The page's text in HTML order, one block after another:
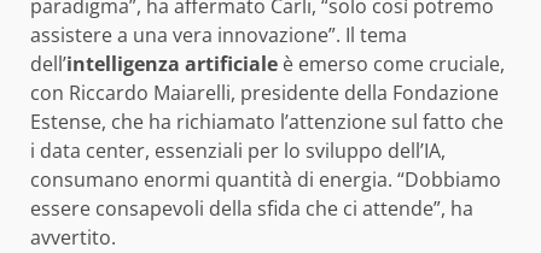
paradigma”, ha affermato Carli, “solo così potremo
assistere a una vera innovazione”. Il tema
dell’intelligenza artificiale è emerso come cruciale,
con Riccardo Maiarelli, presidente della Fondazione
Estense, che ha richiamato l’attenzione sul fatto che
i data center, essenziali per lo sviluppo dell’IA,
consumano enormi quantità di energia. “Dobbiamo
essere consapevoli della sfida che ci attende”, ha
avvertito.